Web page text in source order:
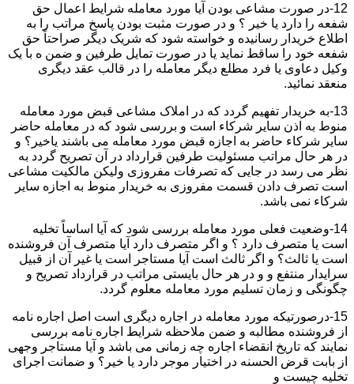
12-در صورت مشاعی بودن آیا مورد معامله شرایط اعمال حق
شفعه را دارد یا خیر ؟ و در صورت مثبت بودن پاسخ مراتب را به
اطلاع خریدار رسانیده و خواسته شود که شریک دیگر صراحتاً حق
شفعه خود را ساقط نماید یا در صورت تمایل طرفین و ضمن ه با یک
وکیل دعاوی یا فرد مطلع دیگر معامله را در قالب عقد دیگری
منعقد نمائید.
13-به خریدار تفهیم گردد که در املاک مشاعی قبض مورد معامله
منوط به اذن سایر شرکاء است و بررسی شود که در معامله حاضر
سایر شرکاء حاضر به اجازه قبض مورد معامله می باشند یاخیر؟ و
در هر حال مراتب مسئولیت طرفین قرارداد در آن تصریح گردد به
نظر می رسد در جایی که تصرفات مفروزی ولیکن مالکیت مشاعی
است تصرف دادن قسمت مفروزی به خریدار منوط به اجازه سایر
شرکاء نمی باشد.
14-وضعیت فعلی مورد معامله بررسی شود که آیا اساساً تخلیه
است یا متصرف دارد ؟ و اگر متصرف دارد آیا متصرف آن فروشنده
است یا ثالث؟ و اگر ثالث است آیا مستاجر است یا غیر آن از قبیل
سرایدار منتفع و و در هر حال بایستی مراتب در قرارداد تصریح و
چگونگی و زمان تسلیم مورد معامله معلوم گردد.
15-درصورتیکه مورد معامله در اجاره دیگری است اصل اجاره نامه
از فروشنده مطالبه و ضمن ملاحظه شرایط اجاره نامه بررسی
نمایند که تاریخ انقضاء اجاره چه زمانی می باشد و آیا مستاجر وجهی
از بابت قرض الحسنه در اختیار موجر دارد یا خیر؟ و ضمانت اجرای
تخلیه چیست و